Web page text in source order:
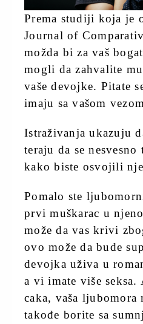
Prema studiji koja je
Journal of
možda bi za vaš
mogli da zahvalite
vaše devojke. Pitate
imaju sa vašom
Istraživanja ukazuju
teraju da se
kako biste osvojili
Pomalo ste
prvi muškarac u
može da vas krivi
ovo može da bude
devojka uživa u
a vi imate više
caka, vaša ljubomora
takođe borite sa